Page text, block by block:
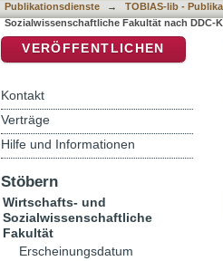
Publikationsdienste → TOBIAS-lib -
Sozialwissenschaftliche Fakultät nach DDC-
VERÖFFENTLICHEN
Kontakt
Verträge
Hilfe und Informationen
Stöbern
Wirtschafts- und
Sozialwissenschaftliche
Fakultät
Erscheinungsdatum